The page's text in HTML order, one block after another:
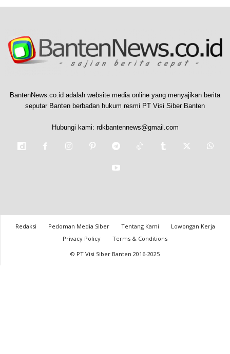
BantenNews.co.id adalah website media online yang menyajikan berita
seputar Banten berbadan hukum resmi PT Visi Siber Banten
Hubungi kami: rdkbantennews@gmail.com
Redaksi Pedoman Media Siber Tentang Kami
Lowongan Kerja
Privacy Policy
Terms & Conditions
© PT Visi Siber Banten 2016-2025